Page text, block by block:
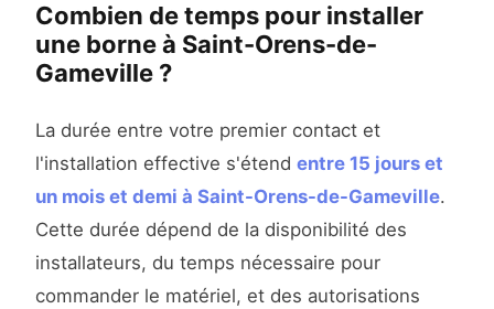
Combien de temps pour installer
une borne à Saint-Orens-de-
Gameville ?
La durée entre votre premier contact et
l'installation effective s'étend entre 15 jours et
un mois et demi à Saint-Orens-de-Gameville.
Cette durée dépend de la disponibilité des
installateurs, du temps nécessaire pour
commander le matériel, et des autorisations